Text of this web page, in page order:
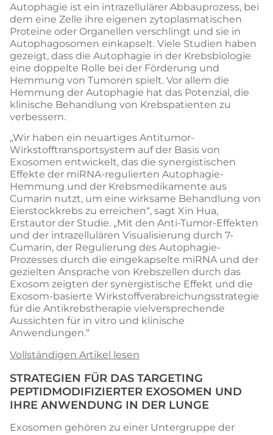
Autophagie ist ein intrazellulärer Abbauprozess, bei
dem eine Zelle ihre eigenen zytoplasmatischen
Proteine oder Organellen verschlingt und sie in
Autophagosomen einkapselt. Viele Studien haben
gezeigt, dass die Autophagie in der Krebsbiologie
eine doppelte Rolle bei der Förderung und
Hemmung von Tumoren spielt. Vor allem die
Hemmung der Autophagie hat das Potenzial, die
klinische Behandlung von Krebspatienten zu
verbessern.
„Wir haben ein neuartiges Antitumor-
Wirkstofftransportsystem auf der Basis von
Exosomen entwickelt, das die synergistischen
Effekte der miRNA-regulierten Autophagie-
Hemmung und der Krebsmedikamente aus
Cumarin nutzt, um eine wirksame Behandlung von
Eierstockkrebs zu erreichen“, sagt Xin Hua,
Erstautor der Studie. „Mit den Anti-Tumor-Effekten
und der intrazellulären Visualisierung durch 7-
Cumarin, der Regulierung des Autophagie-
Prozesses durch die eingekapselte miRNA und der
gezielten Ansprache von Krebszellen durch das
Exosom zeigten der synergistische Effekt und die
Exosom-basierte Wirkstoffverabreichungsstrategie
für die Antikrebstherapie vielversprechende
Aussichten für in vitro und klinische
Anwendungen.“
Vollständigen Artikel lesen
STRATEGIEN FÜR DAS TARGETING
PEPTIDMODIFIZIERTER EXOSOMEN UND
IHRE ANWENDUNG IN DER LUNGE
Exosomen gehören zu einer Untergruppe der